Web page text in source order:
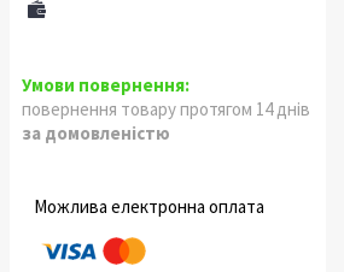
повернення товару протягом 14 днів
за домовленістю